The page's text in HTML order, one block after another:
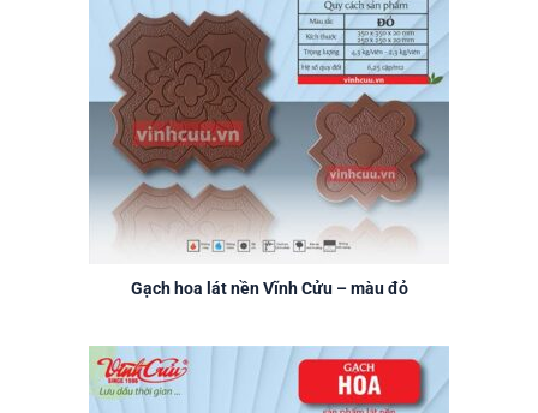
Gạch hoa lát nền Vĩnh Cửu – màu đỏ